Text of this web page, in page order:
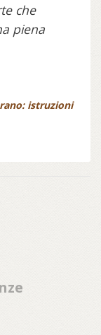
che
piena
istruzioni